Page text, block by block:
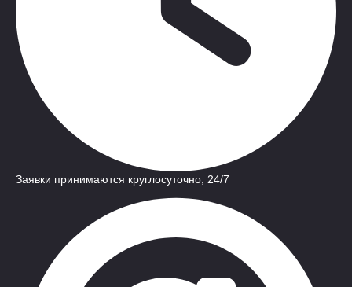
Заявки принимаются круглосуточно, 24/7